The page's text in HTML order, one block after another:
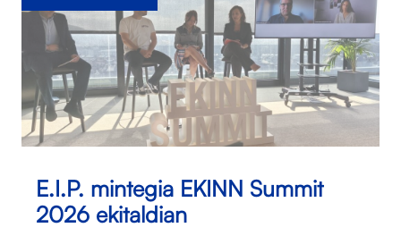
E.I.P. mintegia EKINN Summit
2026 ekitaldian